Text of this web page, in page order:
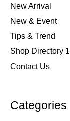
New Arrival
New & Event
Tips & Trend
Shop Directory 1
Contact Us
Categories